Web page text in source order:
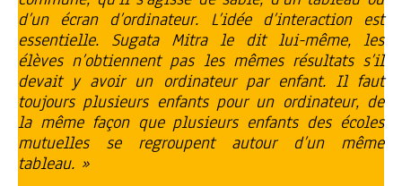
d’un écran d’ordinateur. L’idée d’interaction est
essentielle. Sugata Mitra le dit lui-même, les
élèves n’obtiennent pas les mêmes résultats s’il
devait y avoir un ordinateur par enfant. Il faut
toujours plusieurs enfants pour un ordinateur, de
la même façon que plusieurs enfants des écoles
mutuelles se regroupent autour d’un même
tableau. »